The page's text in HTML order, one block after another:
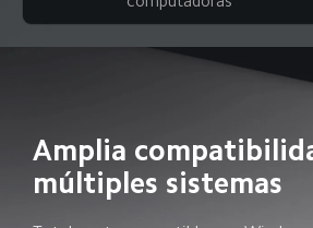
Amplia
múltiples sistemas